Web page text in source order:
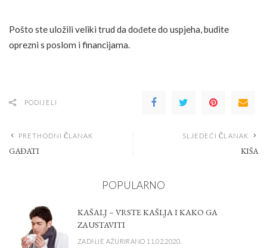
Pošto ste uložili veliki trud da dođete do uspjeha, budite
oprezni s poslom i financijama.
PODIJELI
PRETHODNI ČLANAK
GAĐATI
SLJEDEĆI ČLANAK
KIŠA
POPULARNO
KAŠALJ – VRSTE KAŠLJA I KAKO GA
ZAUSTAVITI
ZADNJE AŽURIRANO 11.02.2020.